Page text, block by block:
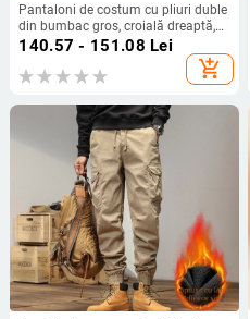
Pantaloni de costum cu pliuri duble
din bumbac gros, croială dreaptă,
plus size, pentru bărbați adulți, stil
140.57 - 151.08 Lei
add_shopping_cart